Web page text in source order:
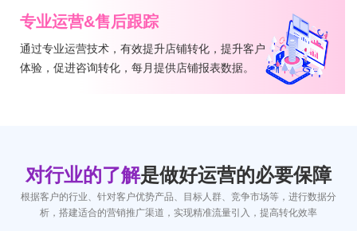
专业运营&售后跟踪
通过专业运营技术，有效提升店铺转化，提升客户
体验，促进咨询转化，每月提供店铺报表数据。
对行业的了解是做好运营的必要保障
根据客户的行业、针对客户优势产品、目标人群、竞争市场等，进行数据分
析，搭建适合的营销推广渠道，实现精准流量引入，提高转化效率